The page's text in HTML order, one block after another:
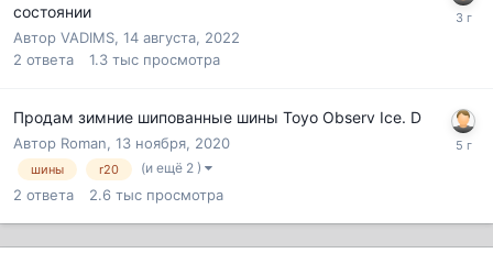
состоянии
Автор VADIMS, 14 августа, 2022
2 ответа 1.3 тыс просмотра
Продам зимние шипованные шины Toyo Observ Ice. D
Автор Roman, 13 ноября, 2020
шины r20 (и ещё 2 )
2 ответа 2.6 тыс просмотра